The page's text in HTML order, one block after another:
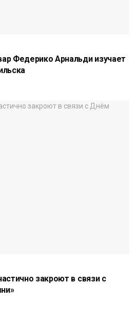
Федерико Арнальди изучает
закроют в связи с